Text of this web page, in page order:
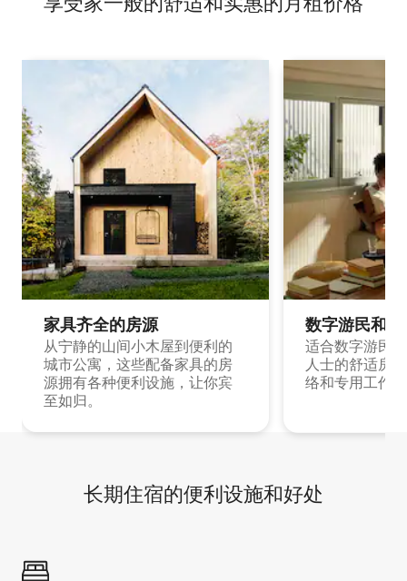
家具齐全的房源
从宁静的山间小木屋到便利的
城市公寓，这些配备家具的房
源拥有各种便利设施，让你宾
至如归。
数字游民和
适合数字游民
人士的舒适房
络和专用工作
长期住宿的便利设施和好处